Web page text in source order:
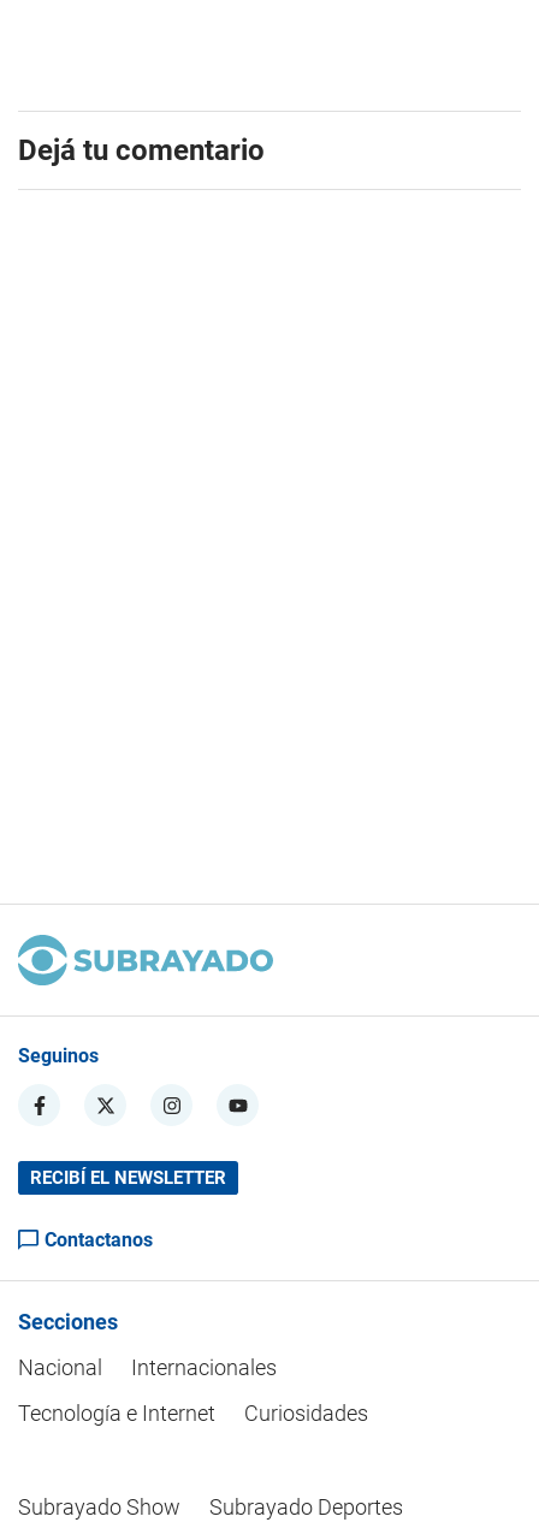
Dejá tu comentario
Seguinos
RECIBÍ EL NEWSLETTER
Contactanos
Secciones
Nacional
Internacionales
Tecnología e Internet
Curiosidades
Subrayado Show Subrayado Deportes